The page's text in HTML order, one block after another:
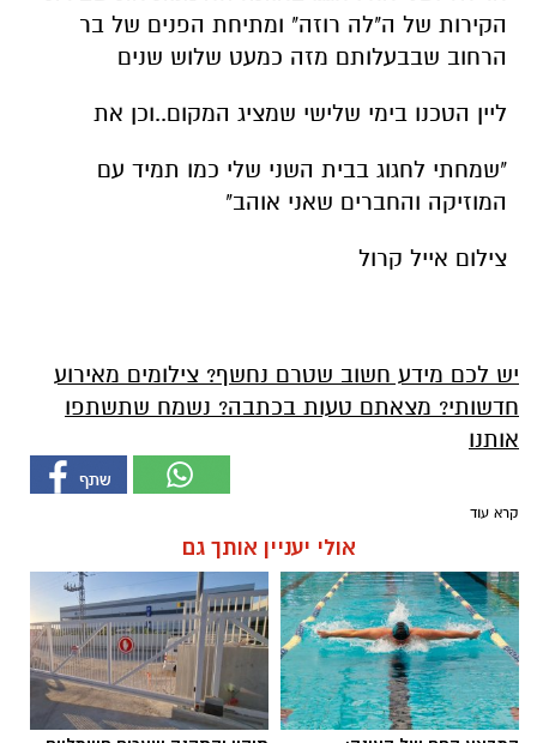
הקירות של ה"לה רוזה" ומתיחת הפנים של בר
הרחוב שבבעלותם מזה כמעט שלוש שנים
ליין הטכנו בימי שלישי שמציג המקום..וכן את
"שמחתי לחגוג בבית השני שלי כמו תמיד עם
המוזיקה והחברים שאני אוהב"
צילום אייל קרול
יש לכם מידע חשוב שטרם נחשף? צילומים מאירוע
חדשותי? מצאתם טעות בכתבה? נשמח שתשתפו
אותנו
קרא עוד
אולי יעניין אותך גם